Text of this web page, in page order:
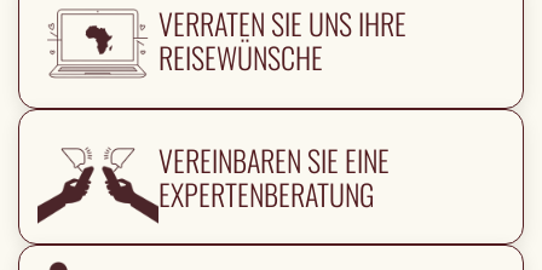
VERRATEN SIE UNS IHRE
REISEWÜNSCHE
VEREINBAREN SIE EINE
EXPERTENBERATUNG